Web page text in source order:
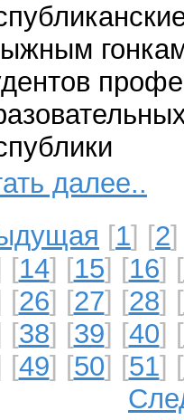
далее..
[1] [2
[14] [15] [16] [
[26] [27] [28] [
[38] [39] [40] [
[49] [50] [51] [